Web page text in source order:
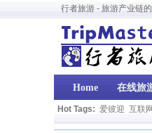
行者旅游 - 旅游产业链
Home 在线旅
Hot Tags: 爱彼迎 互联